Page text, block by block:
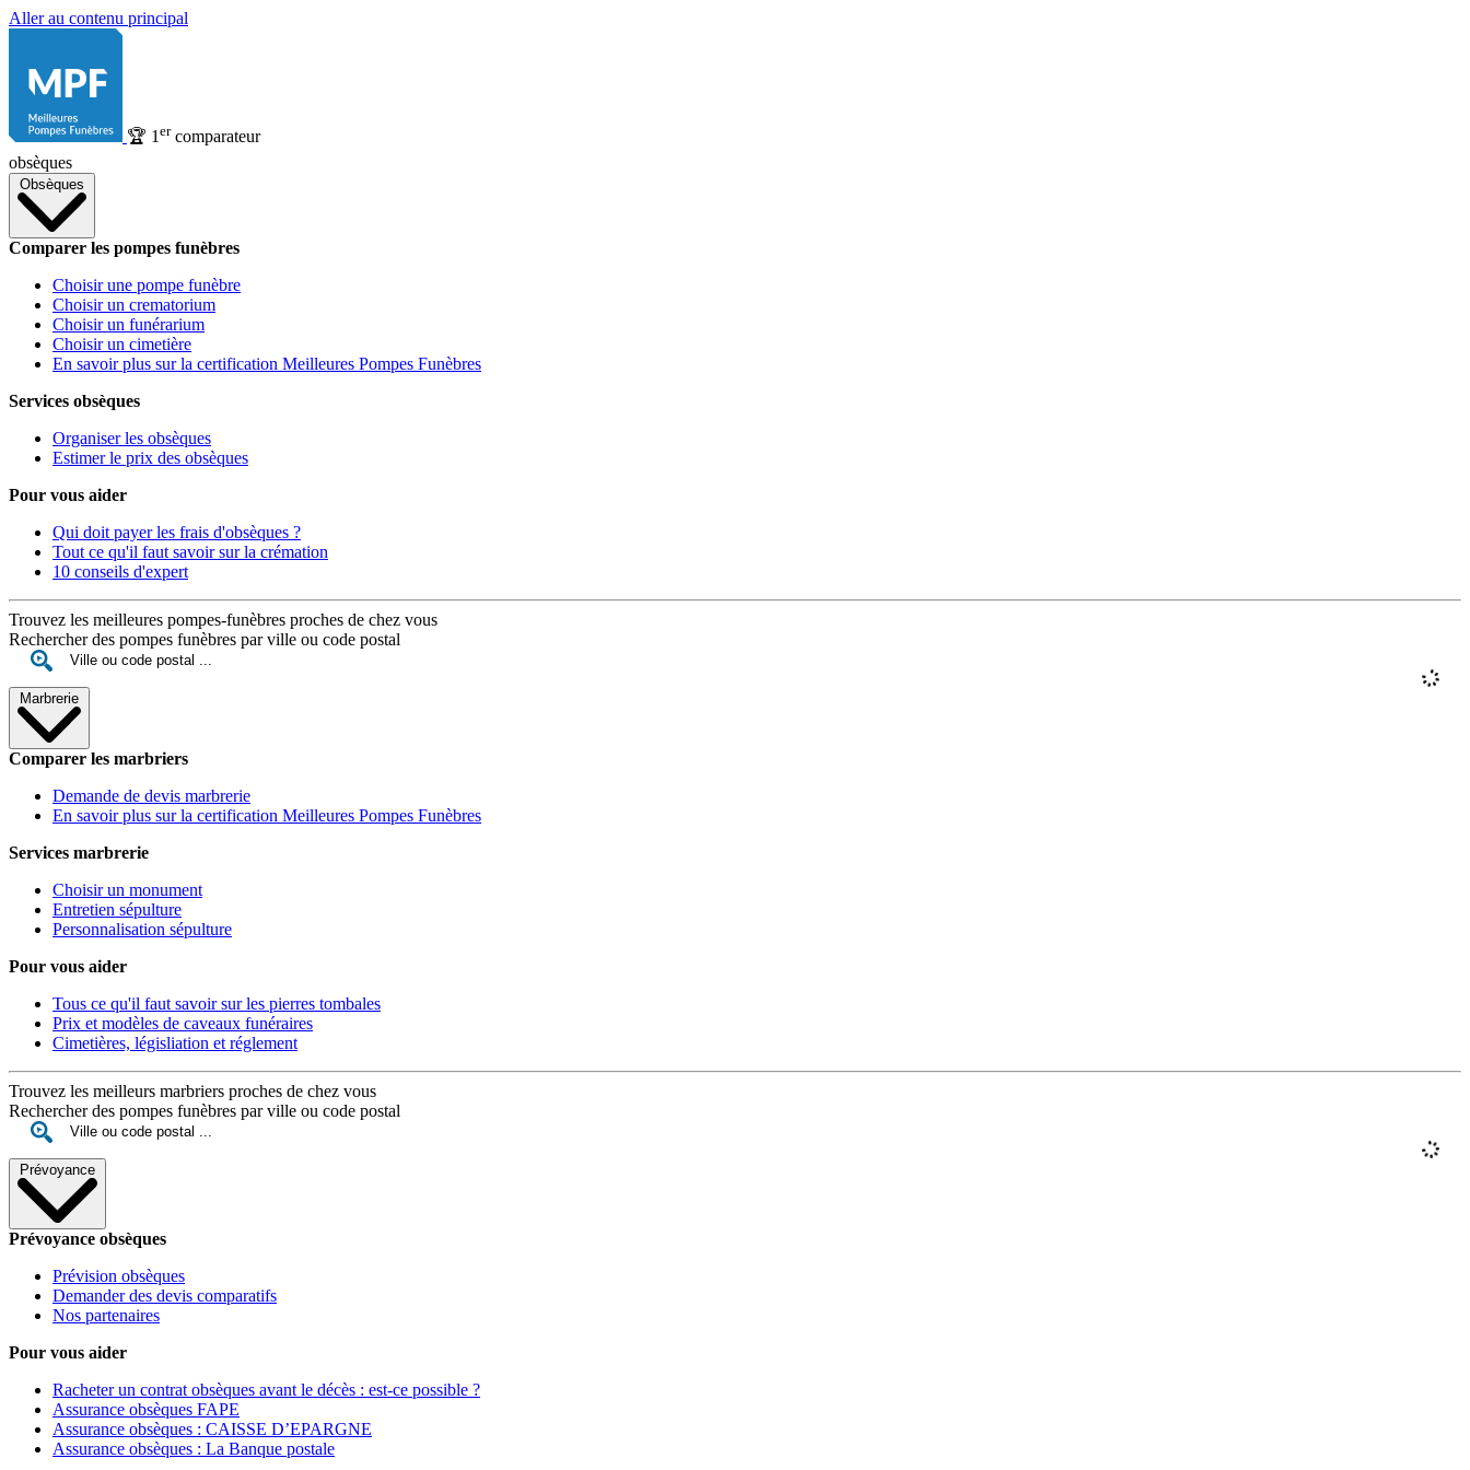
Aller au contenu principal
🏆 1 ercomparateur
obsèques
Obsèques
Comparer les pompes funèbres
Choisir une pompe funèbre
Choisir un crematorium
Choisir un funérarium
Choisir un cimetière
En savoir plus sur la certification Meilleures Pompes Funèbres
Services obsèques
Organiser les obsèques
Estimer le prix des obsèques
Pour vous aider
Qui doit payer les frais d'obsèques ?
Tout ce qu'il faut savoir sur la crémation
10 conseils d'expert
Trouvez les meilleures pompes-funèbres proches de chez vous
Rechercher des pompes funèbres par ville ou code postal
Marbrerie
Comparer les marbriers
Demande de devis marbrerie
En savoir plus sur la certification Meilleures Pompes Funèbres
Services marbrerie
Choisir un monument
Entretien sépulture
Personnalisation sépulture
Pour vous aider
Tous ce qu'il faut savoir sur les pierres tombales
Prix et modèles de caveaux funéraires
Cimetières, législiation et réglement
Trouvez les meilleurs marbriers proches de chez vous
Rechercher des pompes funèbres par ville ou code postal
Prévoyance
Prévoyance obsèques
Prévision obsèques
Demander des devis comparatifs
Nos partenaires
Pour vous aider
Racheter un contrat obsèques avant le décès : est-ce possible ?
Assurance obsèques FAPE
Assurance obsèques : CAISSE D’EPARGNE
Assurance obsèques : La Banque postale